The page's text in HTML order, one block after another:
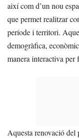
així com d’un nou
que permet realitzar
període i territori.
demogràfica,
manera interactiva per
Aquesta renovació